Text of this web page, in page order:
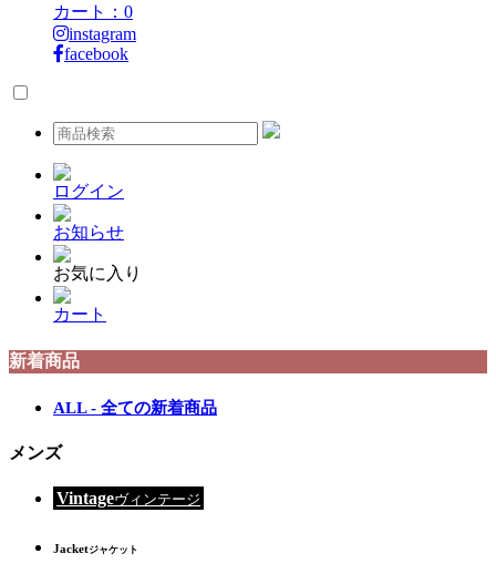
カート： 0
instagram
facebook
ログイン
お知らせ
お気に入り
カート
新着商品
ALL - 全ての新着商品
メンズ
Vintageヴィンテージ
Jacketジャケット